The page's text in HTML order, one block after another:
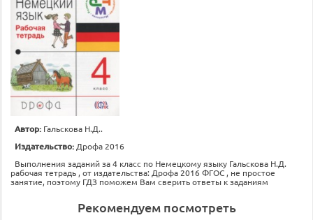
Автор: Гальскова Н.Д..
Издательство: Дрофа 2016
Выполнения заданий за 4 класс по Немецкому языку Гальскова Н.Д.
рабочая тетрадь , от издательства: Дрофа 2016 ФГОС , не простое
занятие, поэтому ГДЗ поможем Вам сверить ответы к заданиям
Рекомендуем посмотреть